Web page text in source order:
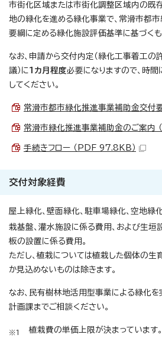
市街化区域または市街化調整区域内の既
地の緑化を進める緑化事業で、常滑市都
要綱に定める緑化施設評価基準に基づくも
なお、申請から交付内定（緑化工事着工の
議）に 1カ月程度必要になりますので、時
してください。
常滑市都市緑化推進事業補助金交付
常滑市緑化推進事業補助金のご案内
手続きフロー （PDF 97.8KB）
交付対象経費
屋上緑化、壁面緑化、駐車場緑化、空地緑
栽基盤、灌水施設に係る費用、および生
板の設置に係る費用。
ただし、植栽については植栽した個体の
か見込めないものは除きます。
なお、民有樹林地活用型事業による緑化を
計画課までご相談ください。
※1 植栽費の単価上限が決まっています